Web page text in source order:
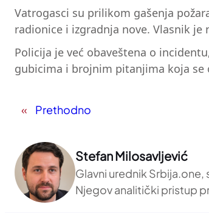
Vatrogasci su prilikom gašenja
radionice i izgradnja nove. Vlasnik
Policija je već obaveštena o
gubicima i brojnim pitanjima koja se
« Prethodno
Stefan Milosavljević
Glavni urednik Srbija.one,
Njegov analitički pristup